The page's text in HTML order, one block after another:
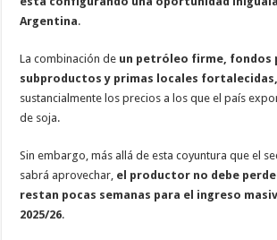
Argentina.
La combinación de un petróleo firme, fondos
subproductos y primas locales fortalecidas,
sustancialmente los precios a los que el país
de soja.
Sin embargo, más allá de esta coyuntura que el
sabrá aprovechar, el productor no debe
restan pocas semanas para el ingreso
2025/26.